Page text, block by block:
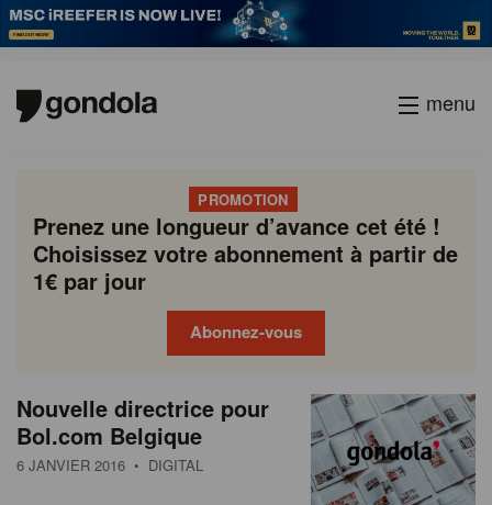
menu
PROMOTION
Prenez une longueur d’avance cet été !
Choisissez votre abonnement à partir de
1€ par jour
Abonnez-vous
N
e
w
Nouvelle directrice pour
Bol.com Belgique
6 JANVIER 2016 • DIGITAL
P
a
g
Previous
page
Page
Page
Page
Page
Current
page
Page
Page
Page
Page
Next
page
academy
society